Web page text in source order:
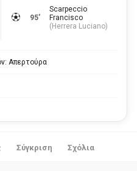
95'
Scarpeccio
Francisco
( Herrera Luciano)
Απερτούρα
Σύγκριση Σχόλια